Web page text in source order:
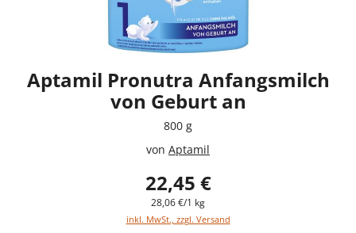
Aptamil Pronutra Anfangsmilch
von Geburt an
800 g
von Aptamil
22,45 €
28,06 €/1 kg
inkl. MwSt., zzgl. Versand